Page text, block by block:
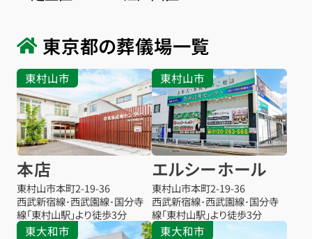
東京都の葬儀場一覧
東村山市
本店
東村山市本町2-19-36
西武新宿線･西武園線･国分寺
線「東村山駅」より徒歩3分
東村山市
エルシーホール
東村山市本町2-19-36
西武新宿線･西武園線･国分寺
線「東村山駅」より徒歩3分
東大和市 東大和市